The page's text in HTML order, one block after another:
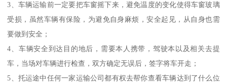
3、车辆运输前一定要把车窗摇下来，避免温度的变化使得车窗玻璃
受损，虽然车辆有保险，为避免自身麻烦，安全起见，从自身也需
要做到安全；
4、车辆安全到达目的地后，需要本人携带，驾驶本以及相关去提
车，当场对车辆进行检查，双方确定无误后，签字将车开走；
5、托运途中任何一家运输公司都有权去帮你查看车辆达到了什么位